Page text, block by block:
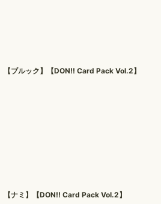
【ブルック】【DON!! Card Pack Vol.2】
【ナミ】【DON!! Card Pack Vol.2】